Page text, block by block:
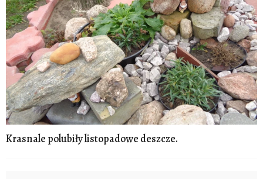
Krasnale polubiły listopadowe deszcze.